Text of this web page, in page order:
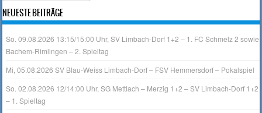
NEUESTE BEITRÄGE
So. 09.08.2026 13:15/15:00 Uhr, SV Limbach-Dorf 1+2 – 1. FC Schmelz 2 sowie
Bachem-Rimlingen – 2. Spieltag
Mi, 05.08.2026 SV Blau-Weiss Limbach-Dorf – FSV Hemmersdorf – Pokalspiel
So. 02.08.2026 12/14:00 Uhr, SG Mettlach – Merzig 1+2 – SV Limbach-Dorf 1+2
– 1. Spieltag